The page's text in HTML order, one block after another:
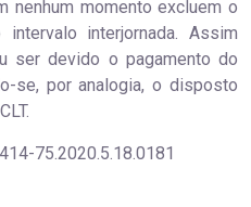
nenhum momento excluem o
interjornada. Assim
ser devido o pagamento do
se, por analogia, o disposto
75.2020.5.18.0181